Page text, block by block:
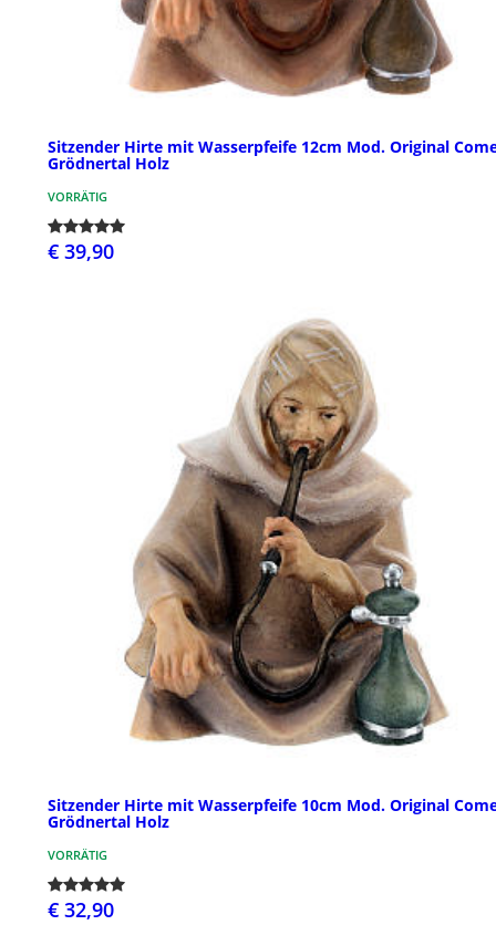
Sitzender Hirte mit Wasserpfeife 12cm Mod. Original
Grödnertal Holz
VORRÄTIG
€ 39,90
Sitzender Hirte mit Wasserpfeife 10cm Mod. Original
Grödnertal Holz
VORRÄTIG
€ 32,90